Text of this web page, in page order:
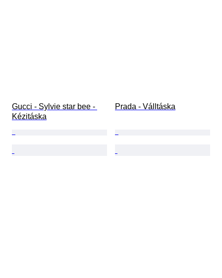
Gucci - Sylvie star bee -
Kézitáska
Prada - Válltáska